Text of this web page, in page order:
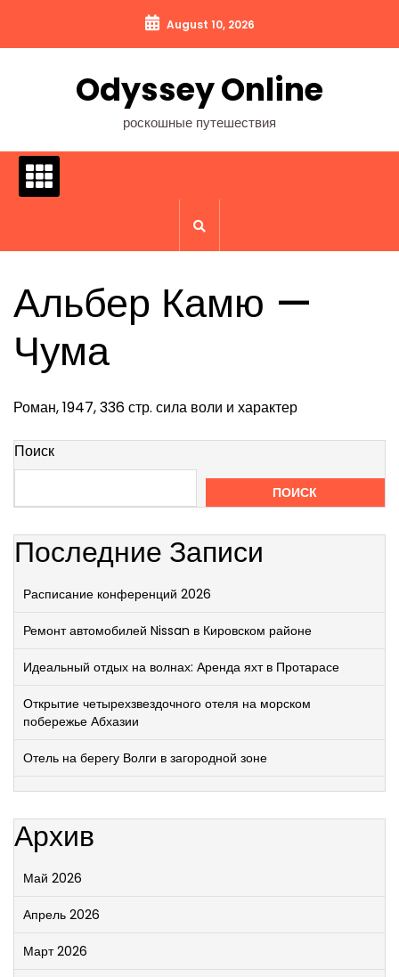
содержимому
August 10, 2026
Odyssey Online
роскошные путешествия
Альбер Камю —
Чума
Роман, 1947, 336 стр. сила воли и характер
Поиск
ПОИСК
Последние Записи
Расписание конференций 2026
Ремонт автомобилей Nissan в Кировском районе
Идеальный отдых на волнах: Аренда яхт в Протарасе
Открытие четырехзвездочного отеля на морском
побережье Абхазии
Отель на берегу Волги в загородной зоне
Архив
Май 2026
Апрель 2026
Март 2026